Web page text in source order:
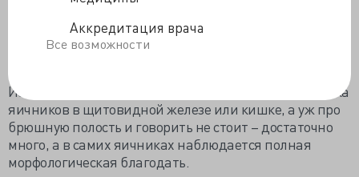
Аккредитация врача
Все возможности
а очень большое «но». Давно известно, что рак
яичников не обязательно гнездится в яичниках, а
яичниковой ткани, которая где только не встречается.
Известны совсем не единичные случаи развития рака
яичников в щитовидной железе или кишке, а уж про
брюшную полость и говорить не стоит – достаточно
много, а в самих яичниках наблюдается полная
морфологическая благодать.